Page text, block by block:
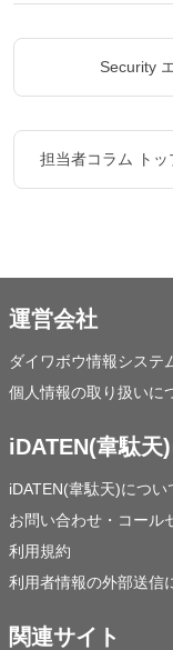
Security
担当者コラム トッ
運営会社
ダイワボウ情報システ
個人情報の取り扱いに
iDATEN(韋駄天
iDATEN(韋駄天)につい
お問い合わせ・コール
利用規約
利用者情報の外部送信
関連サイト